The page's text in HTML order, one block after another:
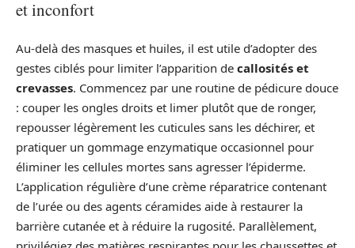
et inconfort
Au-delà des masques et huiles, il est utile d’adopter des
gestes ciblés pour limiter l’apparition de callosités et
crevasses. Commencez par une routine de pédicure douce
: couper les ongles droits et limer plutôt que de ronger,
repousser légèrement les cuticules sans les déchirer, et
pratiquer un gommage enzymatique occasionnel pour
éliminer les cellules mortes sans agresser l’épiderme.
L’application régulière d’une crème réparatrice contenant
de l’urée ou des agents céramides aide à restaurer la
barrière cutanée et à réduire la rugosité. Parallèlement,